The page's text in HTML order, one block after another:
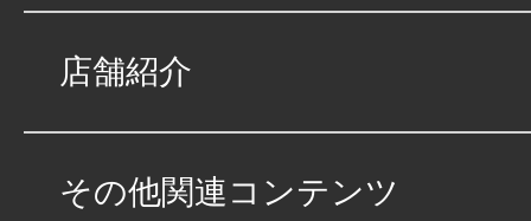
店舗紹介
その他関連コンテンツ